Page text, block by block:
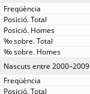
Nascuts entre 2000–2009